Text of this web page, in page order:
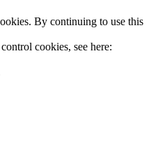
By continuing to use this
cookies, see here: